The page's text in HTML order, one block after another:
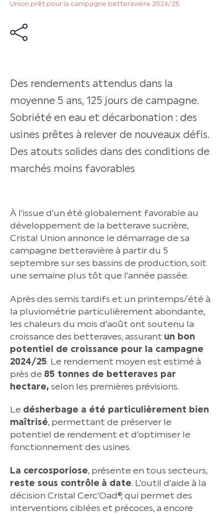
Union prêt pour la campagne betteravière 2024/25
Des rendements attendus dans la
moyenne 5 ans, 125 jours de campagne.
Sobriété en eau et décarbonation : des
usines prêtes à relever de nouveaux défis.
Des atouts solides dans des conditions de
marchés moins favorables
À l’issue d’un été globalement favorable au
développement de la betterave sucrière,
Cristal Union annonce le démarrage de sa
campagne betteravière à partir du 5
septembre sur ses bassins de production, soit
une semaine plus tôt que l’année passée.
Après des semis tardifs et un printemps/été à
la pluviométrie particulièrement abondante,
les chaleurs du mois d’août ont soutenu la
croissance des betteraves, assurant un bon
potentiel de croissance pour la campagne
2024/25. Le rendement moyen est estimé à
près de 85 tonnes de betteraves par
hectare, selon les premières prévisions.
Le désherbage a été particulièrement bien
maîtrisé, permettant de préserver le
potentiel de rendement et d’optimiser le
fonctionnement des usines.
La cercosporiose, présente en tous secteurs,
reste sous contrôle à date. L’outil d’aide à la
décision Cristal Cerc’Oad®, qui permet des
interventions ciblées et précoces, a encore